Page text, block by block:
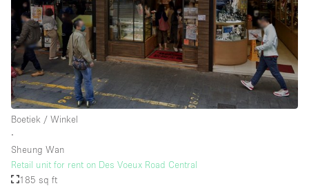
Boetiek / Winkel
∙
Sheung Wan
Retail unit for rent on Des Voeux Road Central
185 sq ft